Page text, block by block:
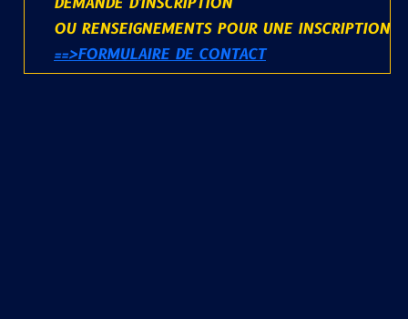
OU RENSEIGNEMENTS POUR UNE INSCRIPTION
==>FORMULAIRE DE CONTACT